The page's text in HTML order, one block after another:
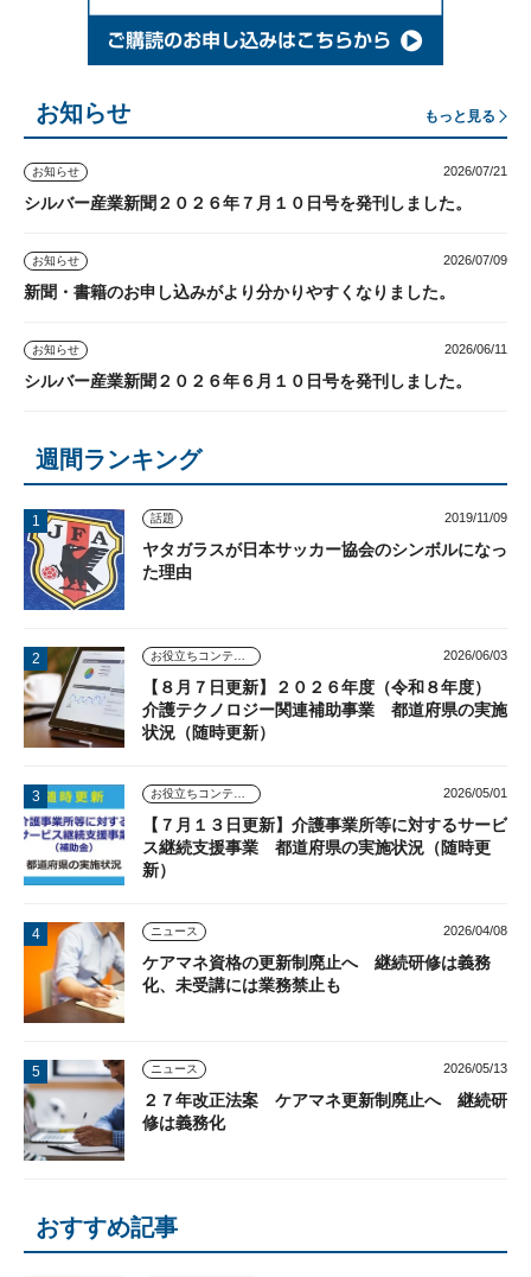
お知らせ もっと見る
お知らせ 2026/07/21
シルバー産業新聞２０２６年７月１０日号を発刊しました。
お知らせ 2026/07/09
新聞・書籍のお申し込みがより分かりやすくなりました。
お知らせ 2026/06/11
シルバー産業新聞２０２６年６月１０日号を発刊しました。
週間ランキング
話題 2019/11/09
ヤタガラスが日本サッカー協会のシンボルになっ
た理由
お役立ちコンテンツ 2026/06/03
【８月７日更新】２０２６年度（令和８年度）
介護テクノロジー関連補助事業 都道府県の実施
状況（随時更新）
お役立ちコンテンツ 2026/05/01
【７月１３日更新】介護事業所等に対するサービ
ス継続支援事業 都道府県の実施状況（随時更
新）
ニュース 2026/04/08
ケアマネ資格の更新制廃止へ 継続研修は義務
化、未受講には業務禁止も
ニュース 2026/05/13
２７年改正法案 ケアマネ更新制廃止へ 継続研
修は義務化
おすすめ記事